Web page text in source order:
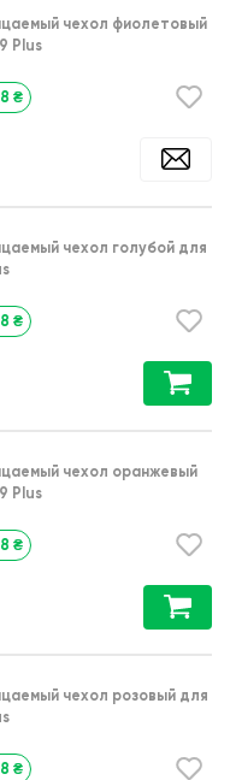
чехол фиолетовый
Plus
8 ₴
чехол голубой для
8 ₴
чехол оранжевый
Plus
8 ₴
чехол розовый для
8 ₴